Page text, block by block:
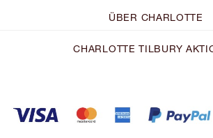
ÜBER CHARLOTTE
CHARLOTTE TILBURY